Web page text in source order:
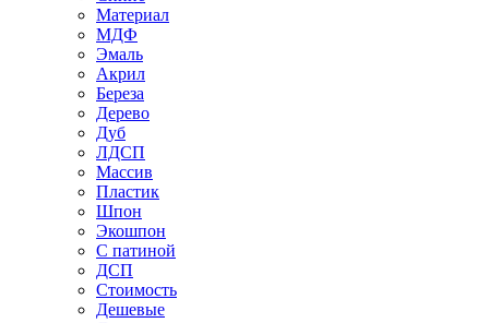
Материал
МДФ
Эмаль
Акрил
Береза
Дерево
Дуб
ЛДСП
Массив
Пластик
Шпон
Экошпон
С патиной
ДСП
Стоимость
Дешевые